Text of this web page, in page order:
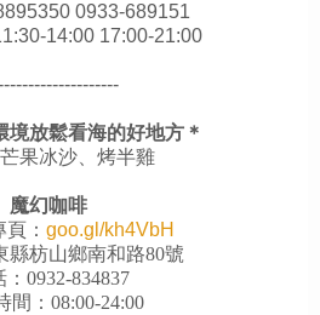
0933-689151
14:00 17:00-21:00
境放鬆看海的好地方＊
果冰沙、烤半雞
魔幻咖啡
： goo.gl/kh4VbH
縣枋山鄉南和路80號
：0932-834837
間：08:00-24:00